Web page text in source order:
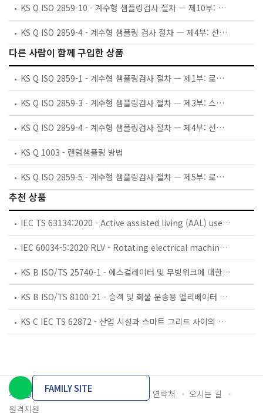
KS Q ISO 2859-10 - 계수형 샘플링검사 절차 — 제10부: 계수형 샘플링검사용 KS Q ISO 2859 시리즈 표준의 개요
KS Q ISO 2859-4 - 계수형 샘플링 검사 절차 ― 제4부: 선언 품질 수준의 평가 절차
다른 사람이 함께 구입한 상품
KS Q ISO 2859-1 - 계수형 샘플링검사 절차 — 제1부: 로트별 합격품질한계(AQL) 지표형 샘플링검사 방식
KS Q ISO 2859-3 - 계수형 샘플링검사 절차 — 제3부: 스킵로트 샘플링검사 절차
KS Q ISO 2859-4 - 계수형 샘플링검사 절차 — 제4부: 선언품질수준의 평가 절차
KS Q 1003 - 랜덤샘플링 방법
KS Q ISO 2859-5 - 계수형 샘플링검사 절차 — 제5부: 로트별 합격품질한계(AQL) 지표형 축차 샘플링검사 방식의 시스템
추천 상품
IEC TS 63134:2020 - Active assisted living (AAL) use cases
IEC 60034-5:2020 RLV - Rotating electrical machines - Part 5: Degrees of protection provided by the integral design of rotating electrical machines (IP code) - Classification
KS B ISO/TS 25740-1 - 에스컬레이터 및 무빙워크에 대한 안전요건 — 제1부: 세계공통 필수 안전요건(GESRs)
KS B ISO/TS 8100-21 - 승객 및 화물 운송용 엘리베이터 —제21부: 세계공통 필수안전요건(GESRs)을 충족하는 세계공통 안전 파라미터(GSPs)
KS C IEC TS 62872 - 산업 시설과 스마트 그리드 사이의 산업 공정 측정, 제어 및 자동화 시스템 인터페이스
개인정보처리방침 이용약관 담당자 연락처
오시는 길
원격지원
FAMILY SITE